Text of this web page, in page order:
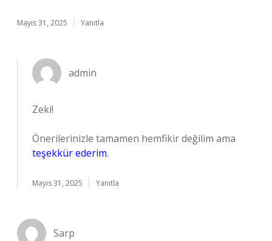
Mayıs 31, 2025 Yanıtla
admin
Zeki!
Önerilerinizle tamamen hemfikir değilim ama
teşekkür ederim.
Mayıs 31, 2025 Yanıtla
Sarp